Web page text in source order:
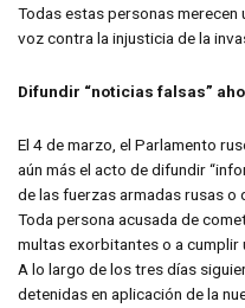
Todas estas personas merecen
voz contra la injusticia de la
Difundir “noticias falsas”
El 4 de marzo, el Parlamento
aún más el acto de difundir
de las fuerzas armadas rusas o
Toda persona acusada de
multas exorbitantes o a cumplir
A lo largo de los tres días
detenidas en aplicación de la